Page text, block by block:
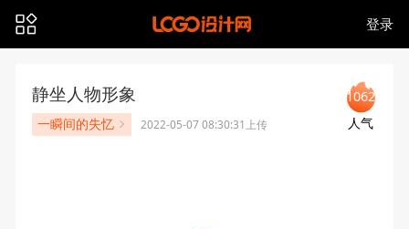
登录
静坐人物形象
一瞬间的失忆 2022-05-07 08:30:31上传
1062
人气